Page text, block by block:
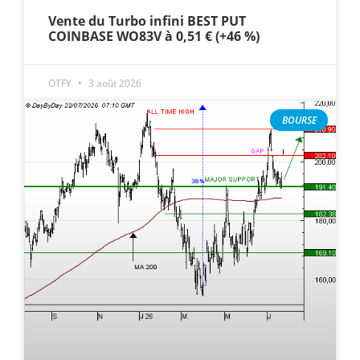
Vente du Turbo infini BEST PUT
COINBASE WO83V à 0,51 € (+46 %)
OTFY 3 août 2026
BOURSE